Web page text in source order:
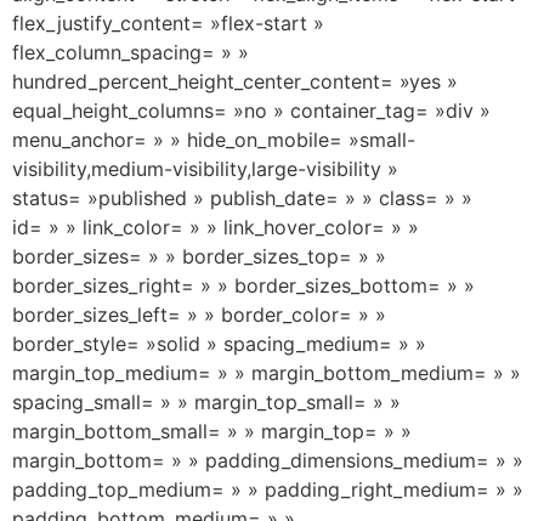
flex_justify_content= »flex-start »
flex_column_spacing= » »
hundred_percent_height_center_content= »yes »
equal_height_columns= »no » container_tag= »div »
menu_anchor= » » hide_on_mobile= »small-
visibility,medium-visibility,large-visibility »
status= »published » publish_date= » » class= » »
id= » » link_color= » » link_hover_color= » »
border_sizes= » » border_sizes_top= » »
border_sizes_right= » » border_sizes_bottom= » »
border_sizes_left= » » border_color= » »
border_style= »solid » spacing_medium= » »
margin_top_medium= » » margin_bottom_medium= » »
spacing_small= » » margin_top_small= » »
margin_bottom_small= » » margin_top= » »
margin_bottom= » » padding_dimensions_medium= » »
padding_top_medium= » » padding_right_medium= » »